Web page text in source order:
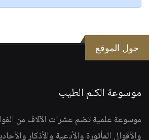
حول الموقع
موسوعة الكلم الطيب
موسوعة علمية تضم عشرات الآلاف من
والأقوال المأثورة والأدعية والأذكار